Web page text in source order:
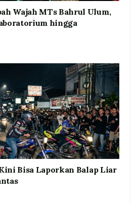
Wajah MTs Bahrul Ulum,
hingga
Bisa Laporkan Balap Liar